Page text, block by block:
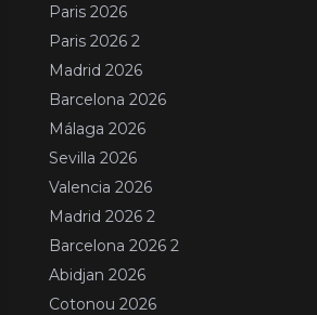
Paris 2026
Paris 2026 2
Madrid 2026
Barcelona 2026
Málaga 2026
Sevilla 2026
Valencia 2026
Madrid 2026 2
Barcelona 2026 2
Abidjan 2026
Cotonou 2026